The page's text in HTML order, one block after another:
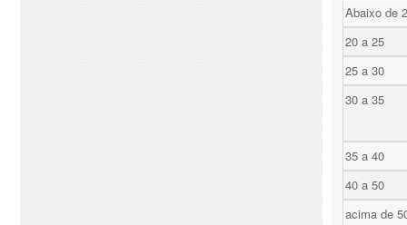
Abaixo de
20 a 25
25 a 30
30 a 35
35 a 40
40 a 50
acima de